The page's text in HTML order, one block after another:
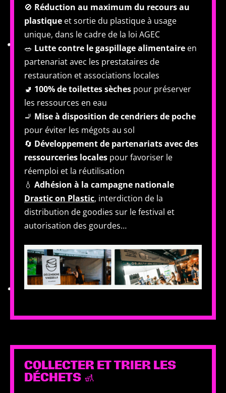
🚫 Réduction au maximum du recours au
plastique et sortie du plastique à usage
unique, dans le cadre de la loi AGEC
🥗 Lutte contre le gaspillage alimentaire en
partenariat avec les prestataires de
restauration et associations locales
🚽 100% de toilettes sèches pour préserver
les ressources en eau
🚬 Mise à disposition de cendriers de poche
pour éviter les mégots au sol
🔄 Développement de partenariats avec des
ressourceries locales pour favoriser le
réemploi et la réutilisation
💧 Adhésion à la campagne nationale
Drastic on Plastic, interdiction de la
distribution de goodies sur le festival et
autorisation des gourdes…
COLLECTER ET TRIER LES
DÉCHETS 🚮